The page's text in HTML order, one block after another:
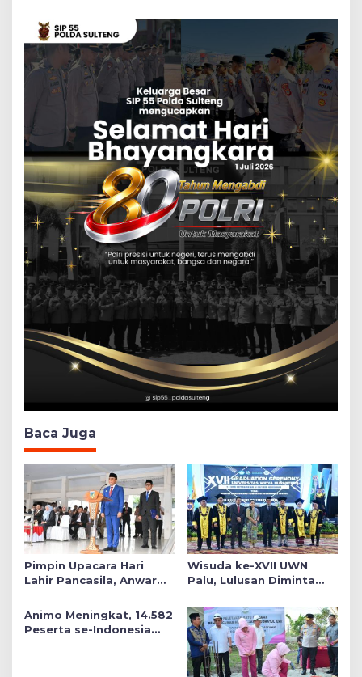
Baca Juga
Pimpin Upacara Hari
Lahir Pancasila, Anwar
Sosial dalam Kebijakan
Publik
Wisuda ke-XVII UWN
Palu, Lulusan Diminta
Daerah
Animo Meningkat, 14.582
Peserta se-Indonesia